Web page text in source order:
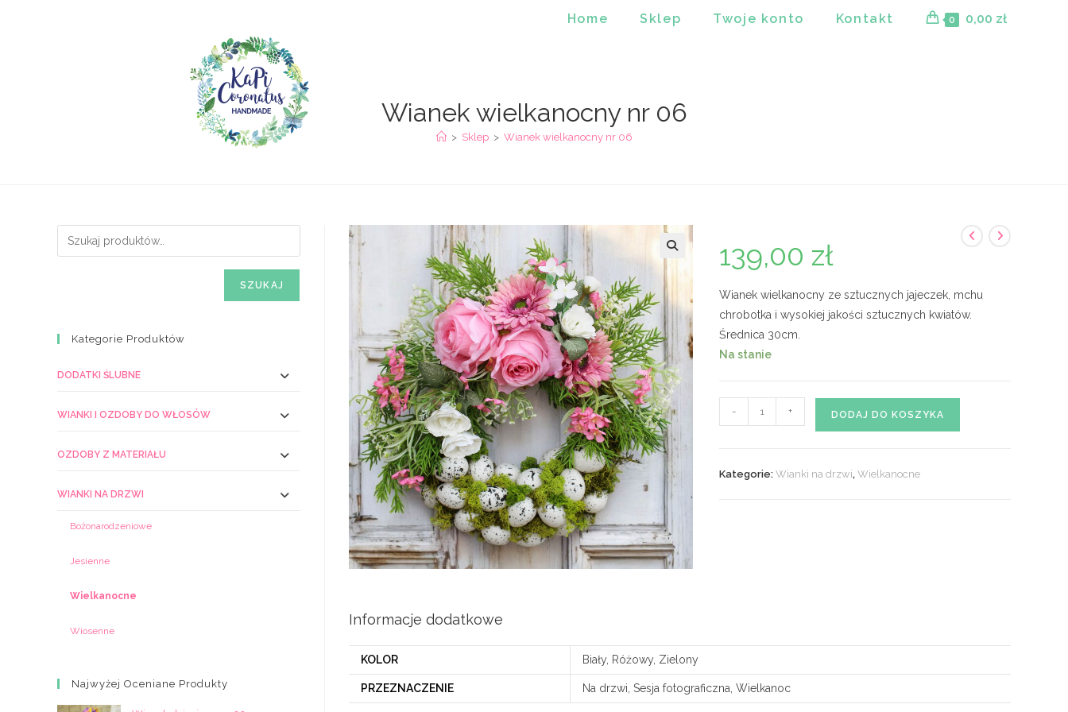
Home Sklep Twoje konto Kontakt 0 0,00 zł
Wianek wielkanocny nr 06
> Sklep > Wianek wielkanocny nr 06
139,00 zł
Wianek wielkanocny ze sztucznych jajeczek, mchu
chrobotka i wysokiej jakości sztucznych kwiatów.
Średnica 30cm.
Na stanie
Wianek
- + DODAJ DO KOSZYKA
Kategorie:Wianki na drzwi,Wielkanocne
Informacje dodatkowe
KOLOR Biały, Różowy, Zielony
PRZEZNACZENIE Na drzwi, Sesja fotograficzna, Wielkanoc
SZUKAJ
Kategorie Produktów
DODATKI ŚLUBNE
WIANKI I OZDOBY DO WŁOSÓW
OZDOBY Z MATERIAŁU
WIANKI NA DRZWI
Bożonarodzeniowe
Jesienne
Wielkanocne
Wiosenne
Najwyżej Oceniane Produkty